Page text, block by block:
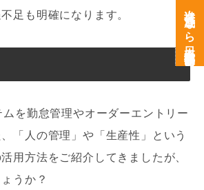
足も明確になります。
を勤怠管理やオーダーエントリー
「人の管理」や「生産性」という
用方法をご紹介してきましたが、
うか？
次世代育成なら日本経営開発研究所